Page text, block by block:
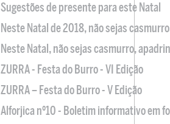
Sugestões de presente para este Natal
Neste Natal de 2018, não sejas
Neste Natal, não sejas casmurro,
ZURRA - Festa do Burro - VI Edição
ZURRA – Festa do Burro - V Edição
Alforjica nº10 - Boletim informativo em